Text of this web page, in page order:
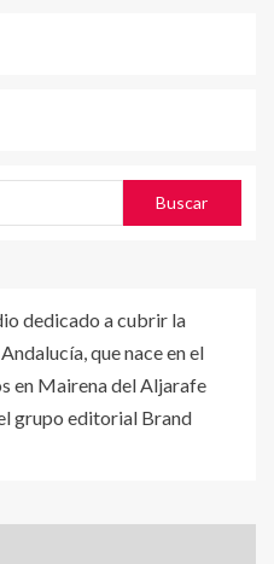
dedicado a cubrir la
que nace en el
en Mairena del Aljarafe
grupo editorial Brand